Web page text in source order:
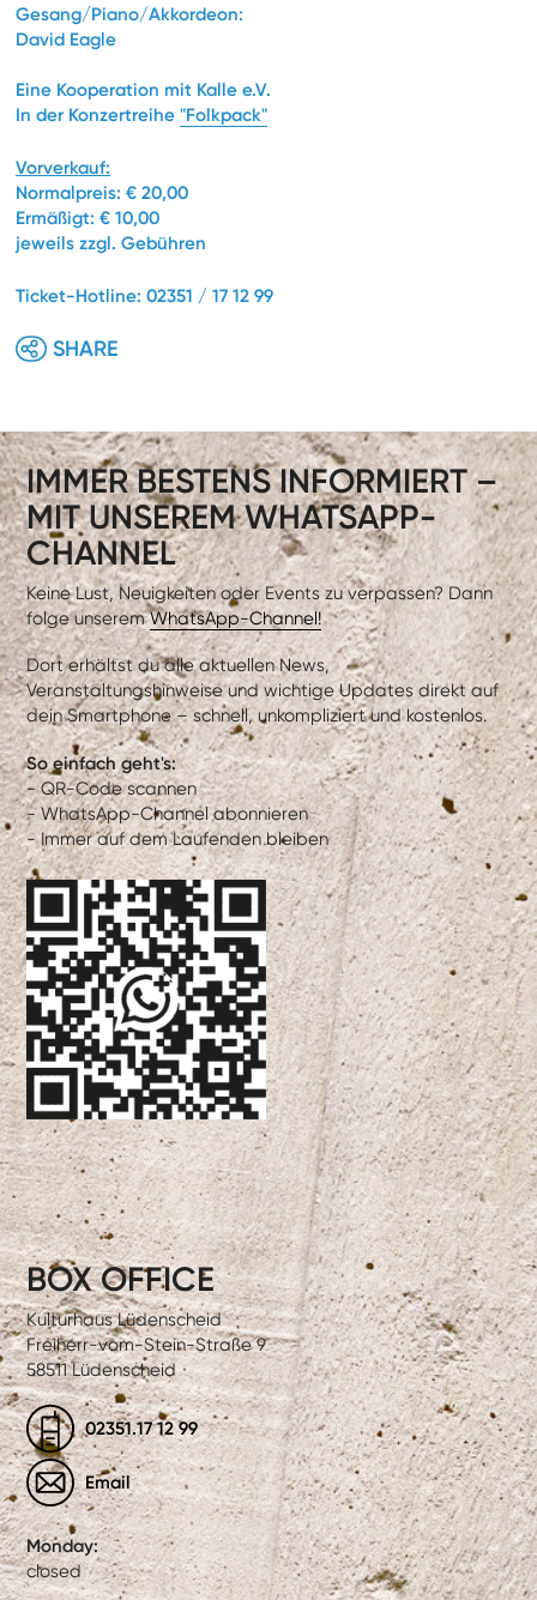
Gesang/Piano/Akkordeon:
David Eagle
Eine Kooperation mit Kalle e.V.
In der Konzertreihe "Folkpack"
Vorverkauf:
Normalpreis: € 20,00
Ermäßigt: € 10,00
jeweils zzgl. Gebühren
Ticket-Hotline: 02351 / 17 12 99
SHARE
IMMER BESTENS INFORMIERT –
MIT UNSEREM WHATSAPP-
CHANNEL
Keine Lust, Neuigkeiten oder Events zu verpassen? Dann
folge unseremWhatsApp-Channel!
Dort erhältst du alle aktuellen News,
Veranstaltungshinweise und wichtige Updates direkt auf
dein Smartphone – schnell, unkompliziert und kostenlos.
So einfach geht's:
- QR-Code scannen
- WhatsApp-Channel abonnieren
- Immer auf dem Laufenden bleiben
BOX OFFICE
Kulturhaus Lüdenscheid
Freiherr-vom-Stein-Straße 9
58511 Lüdenscheid
02351.17 12 99
Email
Monday:
closed